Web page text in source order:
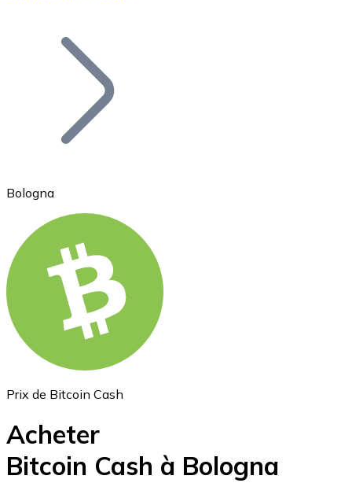
Bitcoin
Ethereum
Bologna
Prix de Bitcoin Cash
Acheter
Bitcoin Cash à Bologna